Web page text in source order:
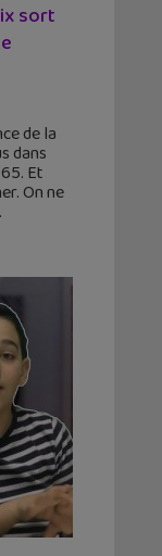
sort
de la
dans
Et
On ne